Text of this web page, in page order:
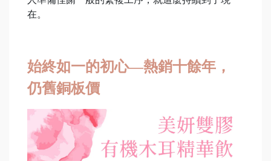
在。
始終如一的初心—熱銷十餘年，
仍舊銅板價